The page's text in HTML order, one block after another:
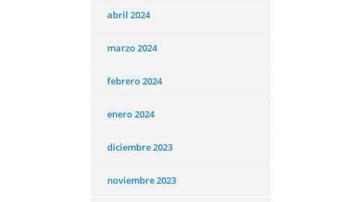
abril 2024
marzo 2024
febrero 2024
enero 2024
diciembre 2023
noviembre 2023